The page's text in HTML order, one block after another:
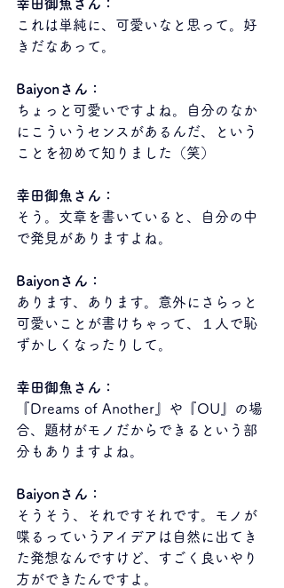
幸田御魚さん：
これは単純に、可愛いなと思って。好
きだなあって。
Baiyonさん：
ちょっと可愛いですよね。自分のなか
にこういうセンスがあるんだ、という
ことを初めて知りました（笑）
幸田御魚さん：
そう。文章を書いていると、自分の中
で発見がありますよね。
Baiyonさん：
あります、あります。意外にさらっと
可愛いことが書けちゃって、１人で恥
ずかしくなったりして。
幸田御魚さん：
『Dreams of Another』や『OU』の場
合、題材がモノだからできるという部
分もありますよね。
Baiyonさん：
そうそう、それですそれです。モノが
喋るっていうアイデアは自然に出てき
た発想なんですけど、すごく良いやり
方ができたんですよ。